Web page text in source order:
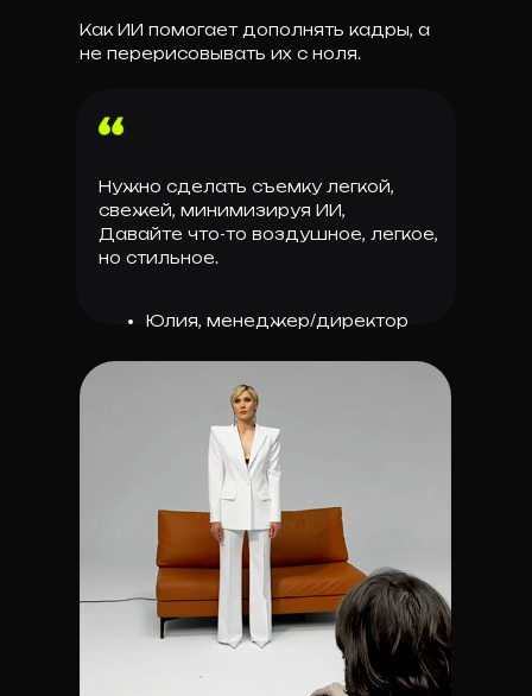
Как ИИ помогает дополнять кадры, а
не перерисовывать их с ноля.
Нужно сделать съемку легкой,
свежей, минимизируя ИИ,
Давайте что-то воздушное, легкое,
но стильное.
Юлия, менеджер/директор